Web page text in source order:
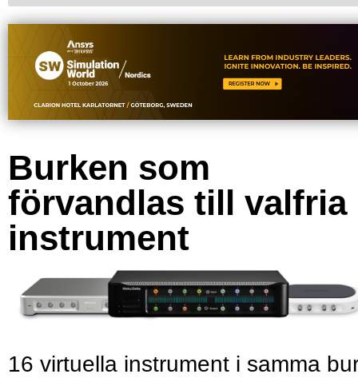
Burken som
förvandlas till valfria
instrument
16 virtuella instrument i samma